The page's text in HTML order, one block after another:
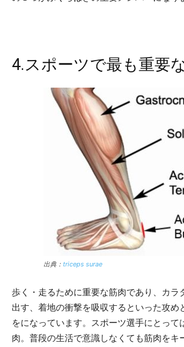
4.スポーツで最も重要
出典： triceps surae
歩く・走るために重要な筋肉であり、カラ
出す、着地の衝撃を吸収するといった攻め
をになっています。スポーツ選手にとって
肉。普段の生活で意識しなくても筋肉をキ